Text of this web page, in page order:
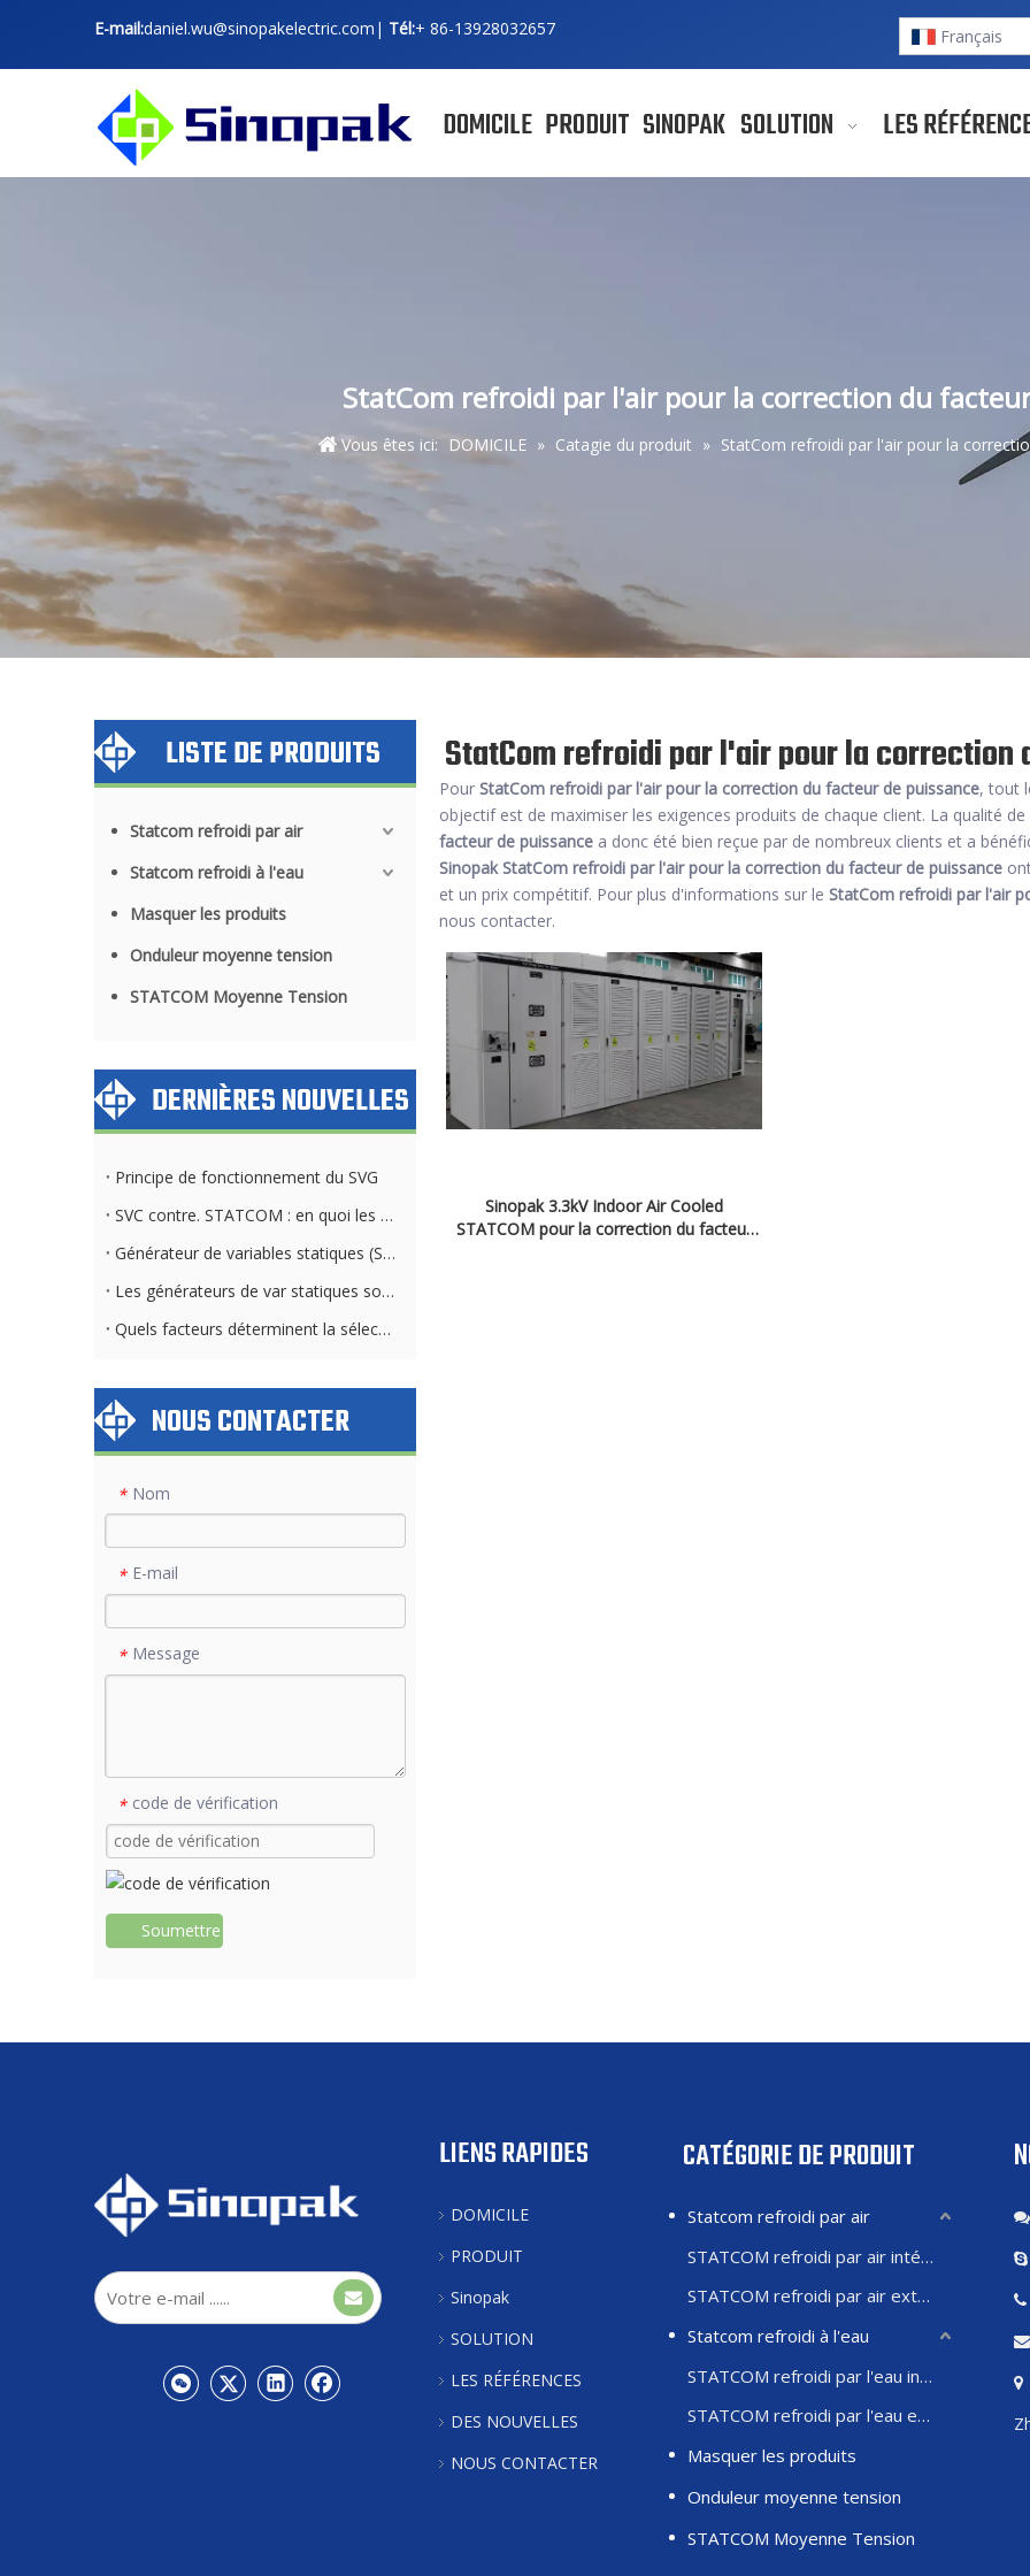
E-mail:daniel.wu@sinopakelectric.com | Tél:+ 86-13928032657 Français
DOMICILE PRODUIT SINOPAK SOLUTION LES
StatCom refroidi par l'air pour la correction du
Vous êtes ici: DOMICILE » Catagie du produit » StatCom refroidi par l'air pour la
LISTE DE PRODUITS
Statcom refroidi par air
Statcom refroidi à l'eau
Masquer les produits
Onduleur moyenne tension
STATCOM Moyenne Tension
DERNIÈRES NOUVELLES
Principe de fonctionnement du SVG
SVC contre. STATCOM : en quoi les exigences du système de refroidissement diffèrent
Générateur de variables statiques (SVG) et banque de condensateurs : différences clés
Les générateurs de var statiques sont-ils applicables dans toutes les industries et tous les secteurs ?
Quels facteurs déterminent la sélection de la méthode de refroidissement STATCOM
NOUS CONTACTER
* Nom
* E-mail
* Message
* code de vérification
Soumettre
StatCom refroidi par l'air pour la correction
Pour StatCom refroidi par l'air pour la correction du facteur de puissance, tout
objectif est de maximiser les exigences produits de chaque client. La qualité
facteur de puissance a donc été bien reçue par de nombreux clients et a
Sinopak StatCom refroidi par l'air pour la correction du facteur de puissance
et un prix compétitif. Pour plus d'informations sur le StatCom refroidi par l'air
nous contacter.
Sinopak 3.3kV Indoor Air Cooled
STATCOM pour la correction du facteur
LIENS RAPIDES
DOMICILE
PRODUIT
Sinopak
SOLUTION
LES RÉFÉRENCES
DES NOUVELLES
NOUS CONTACTER
CATÉGORIE DE PRODUIT
Statcom refroidi par air
STATCOM refroidi par air intérieur
STATCOM refroidi par air extérieur
Statcom refroidi à l'eau
STATCOM refroidi par l'eau intérieure
STATCOM refroidi par l'eau extérieure
Masquer les produits
Onduleur moyenne tension
STATCOM Moyenne Tension
